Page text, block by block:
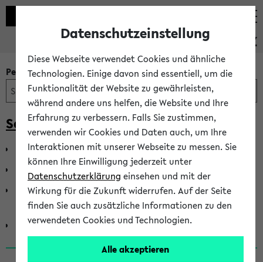
PEVZ
Personen- und Einrichtungssuche
Senat der Universität Bielefeld
Senat - Gruppe der Akademischen Mitarbeiter*innen
Senat - Gruppe der Hochschullehrer*innen
Senat - Gruppe der Mitarbeiter*innen in Technik und
Verwaltung
Senat - Gruppe der Studierenden
Datenschutzeinstellung
Diese Webseite verwendet Cookies und ähnliche
Technologien. Einige davon sind essentiell, um die
Funktionalität der Website zu gewährleisten,
während andere uns helfen, die Website und Ihre
Erfahrung zu verbessern. Falls Sie zustimmen,
verwenden wir Cookies und Daten auch, um Ihre
Interaktionen mit unserer Webseite zu messen. Sie
können Ihre Einwilligung jederzeit unter
Datenschutzerklärung einsehen und mit der
Wirkung für die Zukunft widerrufen. Auf der Seite
finden Sie auch zusätzliche Informationen zu den
verwendeten Cookies und Technologien.
Alle akzeptieren